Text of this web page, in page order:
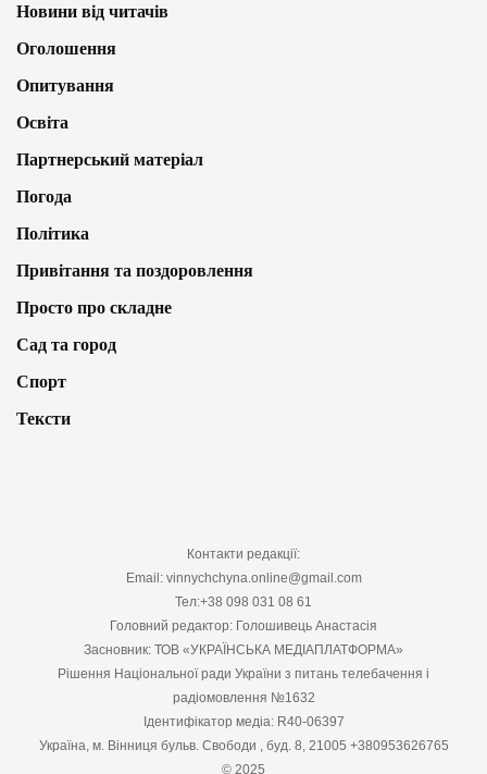
Новини від читачів
Оголошення
Опитування
Освіта
Партнерський матеріал
Погода
Політика
Привітання та поздоровлення
Просто про складне
Сад та город
Спорт
Тексти
Контакти редакції:
Email: vinnychchyna.online@gmail.com
Тел:+38 098 031 08 61
Головний редактор: Голошивець Анастасія
Засновник: ТОВ «УКРАЇНСЬКА МЕДІАПЛАТФОРМА»
Рішення Національної ради України з питань телебачення і
радіомовлення №1632
Ідентифікатор медіа: R40-06397
Україна, м. Вінниця бульв. Свободи , буд. 8, 21005 +380953626765
© 2025